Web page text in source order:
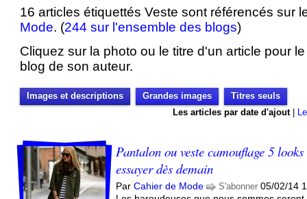
16 articles étiquettés Veste sont référencés sur
Mode. (244 sur l'ensemble des blogs)
Cliquez sur la photo ou le titre d'un article pour
blog de son auteur.
Images et descriptions Grandes images
Titres seuls
Les articles par date d'ajout|
Pantalon ou veste camouflage 5
essayer dès demain
ParCahier de Mode S'abonner 05/02/14